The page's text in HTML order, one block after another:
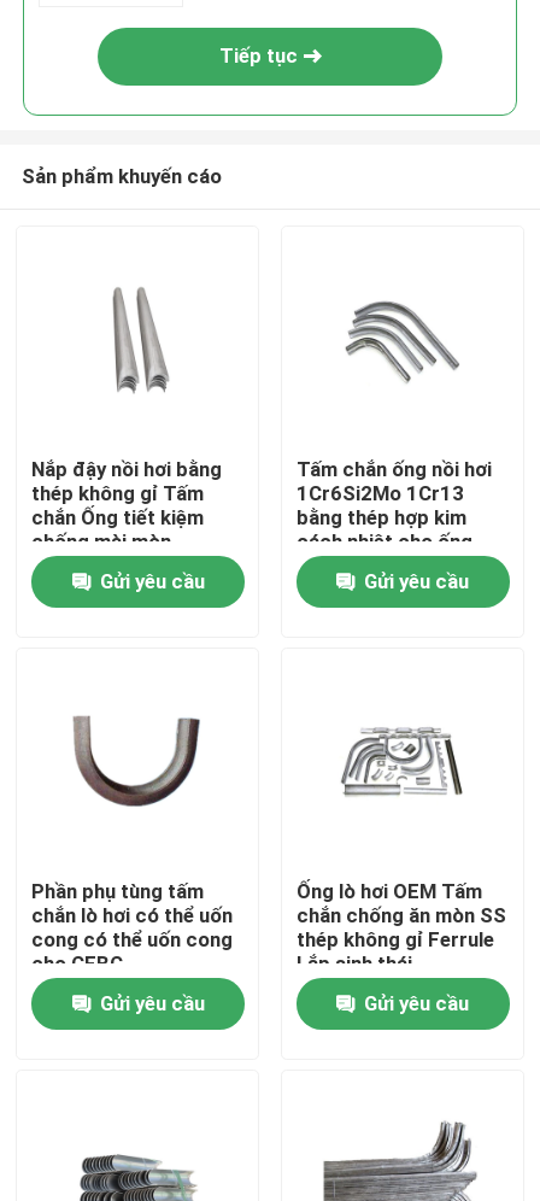
Nhà
Về chúng tôi
Sản phẩm
Bộ phận lò hơi
Bộ phận lò hơi than
tấm thép carbon
Ống thép liền mạch
Ống nồi hơi áp suất cao
Tiếp tục
Sản phẩm khuyến cáo
Nắp đậy nồi hơi bằng
thép không gỉ Tấm
chắn Ống tiết kiệm
chống mài mòn
Gửi yêu cầu
Tấm chắn ống nồi hơi
1Cr6Si2Mo 1Cr13
bằng thép hợp kim
cách nhiệt cho ống
tiết kiệm
Gửi yêu cầu
Phần phụ tùng tấm
chắn lò hơi có thể uốn
cong có thể uốn cong
cho CFBC
Gửi yêu cầu
Ống lò hơi OEM Tấm
chắn chống ăn mòn SS
thép không gỉ Ferrule
Lắp sinh thái
Gửi yêu cầu